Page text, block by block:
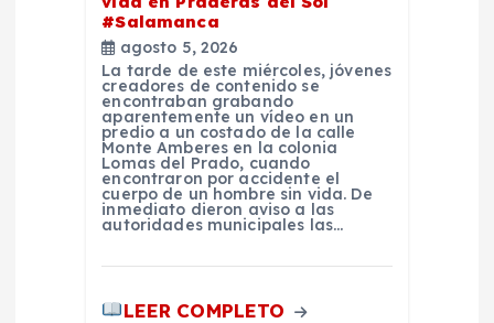
#Salamanca
agosto 5, 2026
La tarde de este miércoles, jóvenes
creadores de contenido se
encontraban grabando
aparentemente un vídeo en un
predio a un costado de la calle
Monte Amberes en la colonia
Lomas del Prado, cuando
encontraron por accidente el
cuerpo de un hombre sin vida. De
inmediato dieron aviso a las
autoridades municipales las…
LEER COMPLETO